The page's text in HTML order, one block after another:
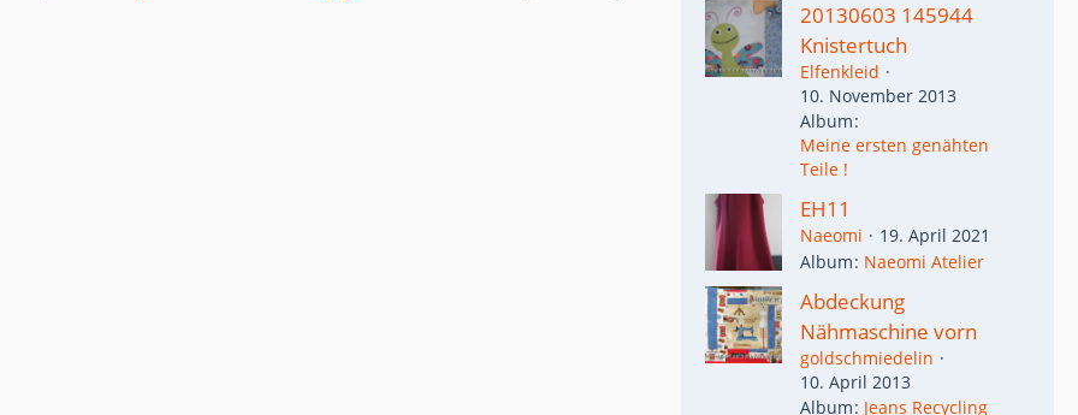
20130603 145944
Knistertuch
Elfenkleid
10. November 2013
Album
Meine ersten genähten
Teile !
EH11
Naeomi
19. April 2021
Album Naeomi Atelier
Abdeckung
Nähmaschine vorn
goldschmiedelin
10. April 2013
Album Jeans Recycling